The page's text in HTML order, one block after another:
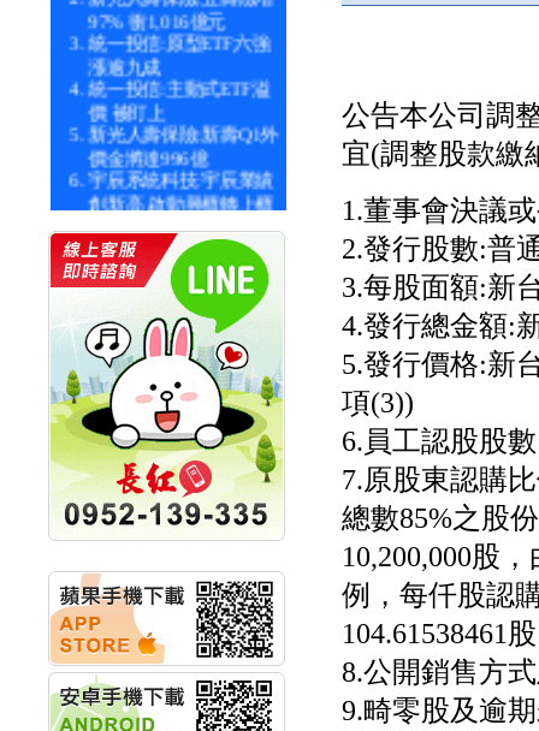
97% 衝1,016億元
統一投信:原型ETF六強
漲逾九成
統一投信:主動式ETF溢
價 被盯上
新光人壽保險:新壽Q1外
價金將達996億
宇辰系統科技:宇辰業績
創新高 啟動興櫃轉上櫃
計畫
明緯企業:明緯永續科技
競賽 以電源驅動善的力
量
秀育企業:秀育SHO-U儲
能系統 獲國內首張CNS
認證
聯博投信:聯博00404A
從容擁抱台股主流
華旭先進:代重要子公司
碩通散熱股份有限公司
公告董事會通過發言人
及代理發
華旭先進:代重要子公司
碩通散熱股份有限公司
工認股權
華旭先進:代重要子公司
碩通散熱股份有限公司
公告董事會追認113年
向關係
華旭先進:代重要子公司
碩通散熱股份有限公司
公告本公司調
宜(調整股款繳
1.董事會決議
2.發行股數:普
3.每股面額:新
4.發行總金額:
5.發行價格:新
項(3))
6.員工認股股
7.原股東認購
總數85%之股
10,200,000股
例，每仟股認
104.61538461
8.公開銷售方
9.畸零股及逾